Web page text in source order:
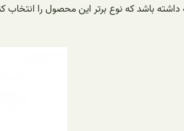
داشته باشد که نوع برتر این محصول را انتخاب